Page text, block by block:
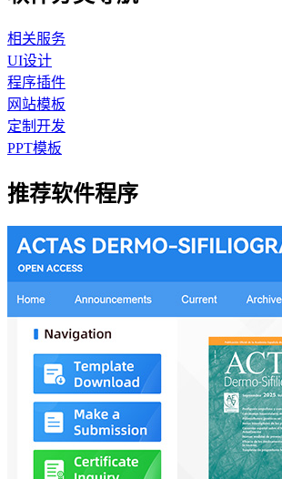
相关服务
UI设计
程序插件
网站模板
定制开发
PPT模板
推荐软件程序